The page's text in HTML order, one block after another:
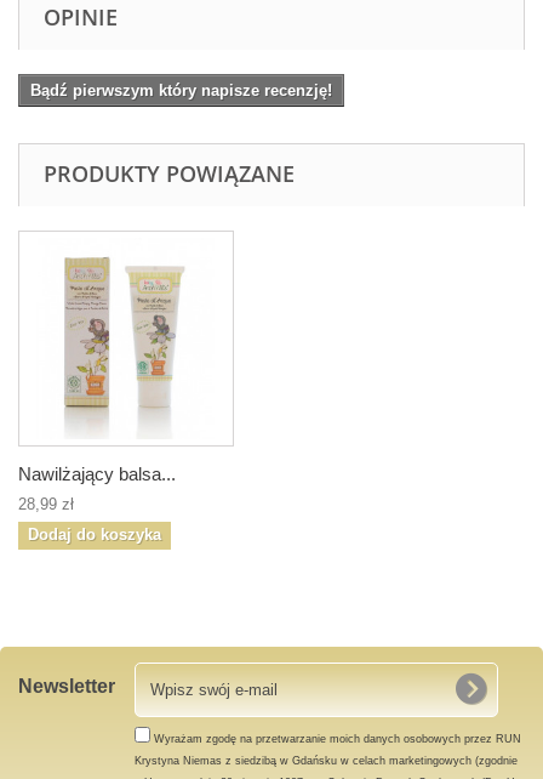
OPINIE
Bądź pierwszym który napisze recenzję!
PRODUKTY POWIĄZANE
Nawilżający balsa...
28,99 zł
Dodaj do koszyka
Newsletter
Wyrażam zgodę na przetwarzanie moich danych osobowych przez RUN
Krystyna Niemas z siedzibą w Gdańsku w celach marketingowych (zgodnie